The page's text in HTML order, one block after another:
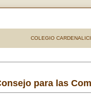
COLEGIO
para las